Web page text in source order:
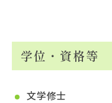
学位・資格等
文学修士